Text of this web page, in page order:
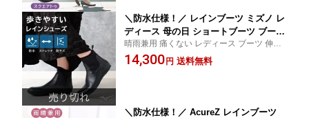
＼防水仕様！／ レインブーツ ミズノ レ
ディース 母の日 ショートブーツ ブーツ
レインシューズ mizuno 軽量 可愛い 女
性 靴 梅雨 晴雨兼用 長靴 OL ビジネス
晴雨兼用 痛くない レディース ブーツ 伸縮
性 完全防水 疲れない 歩きやすい 通勤 通勤
長靴 レインブーツ ショート丈 梅雨 雨 雪 大
14,300円 送料無料
＼防水仕様！／ AcureZ レインブーツ